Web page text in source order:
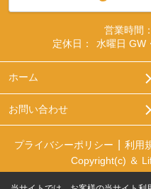
営業時間：
定休日：
水曜日 GW
ホーム
お問い合わせ
プライバシーポリシー 利用
Copyright(c) ＆